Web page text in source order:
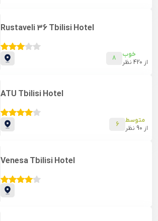
Rustaveli 36 Tbilisi Hotel
8
خوب
از 420 نظر
ATU Tbilisi Hotel
6
متوسط
از 90 نظر
Venesa Tbilisi Hotel